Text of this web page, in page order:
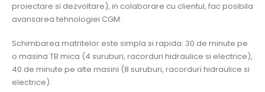
proiectare si dezvoltare), in colaborare cu clientul, fac posibila
avansarea tehnologiei CGM.
Schimbarea matritelor este simpla si rapida: 30 de minute pe
o masina TB mica (4 suruburi, racorduri hidraulice si electrice),
40 de minute pe alte masini (8 suruburi, racorduri hidraulice si
electrice).